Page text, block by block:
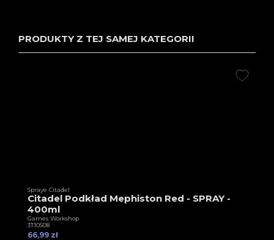
PRODUKTY Z TEJ SAMEJ KATEGORII
Spraye Citadel
Citadel Podkład Mephiston Red - SPRAY -
400ml
Games Workshop
3T10508
66,99 zł